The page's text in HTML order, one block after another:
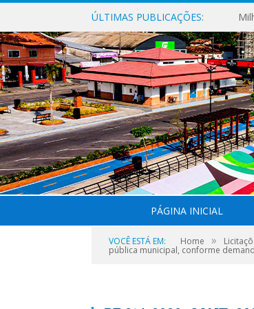
ÚLTIMAS PUBLICAÇÕES:
PÁGINA INICIAL
VOCÊ ESTÁ EM: Home »
pública municipal, conforme